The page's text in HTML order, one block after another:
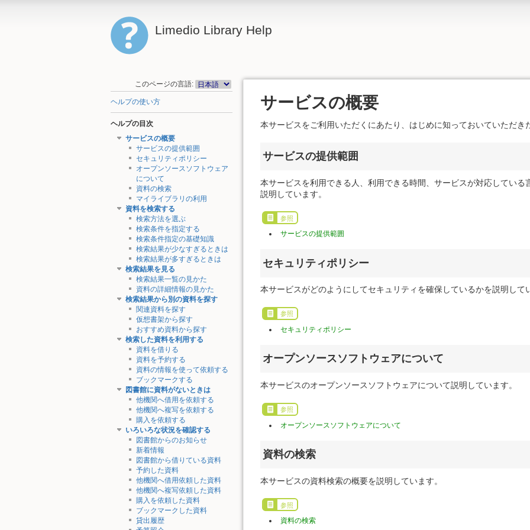
Limedio Library Help
このページの言語:
ヘルプの使い方
ヘルプの目次
サービスの概要
サービスの提供範囲
セキュリティポリシー
オープンソースソフトウェア
について
資料の検索
マイライブラリの利用
資料を検索する
検索方法を選ぶ
検索条件を指定する
検索条件指定の基礎知識
検索結果が少なすぎるときは
検索結果が多すぎるときは
検索結果を見る
検索結果一覧の見かた
資料の詳細情報の見かた
検索結果から別の資料を探す
関連資料を探す
仮想書架から探す
おすすめ資料から探す
検索した資料を利用する
資料を借りる
資料を予約する
資料の情報を使って依頼する
ブックマークする
図書館に資料がないときは
他機関へ借用を依頼する
他機関へ複写を依頼する
購入を依頼する
いろいろな状況を確認する
図書館からのお知らせ
新着情報
図書館から借りている資料
予約した資料
他機関へ借用依頼した資料
他機関へ複写依頼した資料
購入を依頼した資料
ブックマークした資料
貸出履歴
サービスの概要
本サービスをご利用いただくにあたり、はじめに知っておいていただき
サービスの提供範囲
本サービスを利用できる人、利用できる時間、サービスが対応してい
説明しています。
参照
サービスの提供範囲
セキュリティポリシー
本サービスがどのようにしてセキュリティを確保しているかを説明して
参照
セキュリティポリシー
オープンソースソフトウェアについて
本サービスのオープンソースソフトウェアについて説明しています。
参照
オープンソースソフトウェアについて
資料の検索
本サービスの資料検索の概要を説明しています。
参照
資料の検索